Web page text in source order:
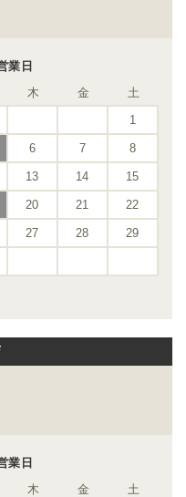
業日
木 金
土
1
6 7 8
13 14 15
20 21 22
27 28 29
業日
木 金
土